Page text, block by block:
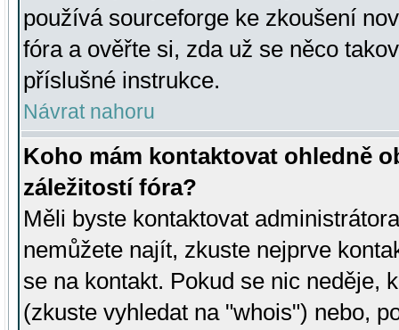
používá sourceforge ke zkoušení
fóra a ověřte si, zda už se něco
příslušné instrukce.
Návrat nahoru
Koho mám kontaktovat ohledně
záležitostí fóra?
Měli byste kontaktovat
nemůžete najít, zkuste nejprve
se na kontakt. Pokud se nic neděje,
(zkuste vyhledat na "whois") nebo,